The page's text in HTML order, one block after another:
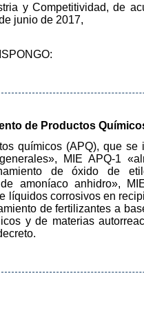
y Competitividad, de
junio de 2017,
de Productos
químicos (APQ), que
MIE APQ-1
de óxido de
amoníaco anhidro»,
corrosivos en
de fertilizantes a
y de materias